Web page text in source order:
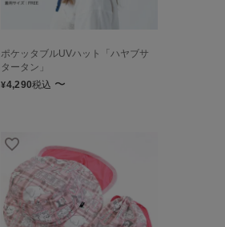
ポケッタブルUVハット「ハヤブサ
タータン」
¥4,290税込 〜